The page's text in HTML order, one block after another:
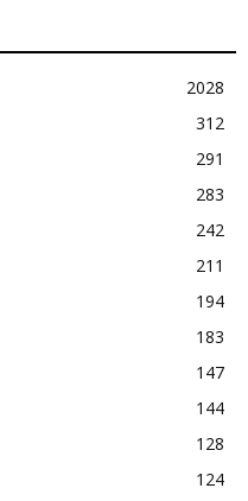
2028
312
291
283
242
211
194
183
147
144
128
124